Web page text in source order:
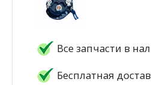
Все запчасти в
Бесплатная